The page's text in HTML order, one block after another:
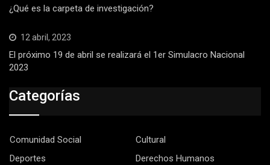
¿Qué es la carpeta de investigación?
12 abril, 2023
El próximo 19 de abril se realizará el 1er Simulacro Nacional
2023
Categorías
Comunidad Social
Cultural
Deportes
Derechos Humanos